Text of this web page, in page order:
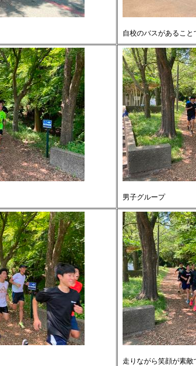
自校のバスがあるこ
男子グループ
走りながら笑顔が素敵